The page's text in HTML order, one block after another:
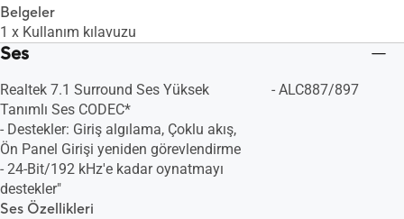
Belgeler
1 x Kullanım kılavuzu
Ses
Realtek 7.1 Surround Ses Yüksek
Tanımlı Ses CODEC*
- Destekler: Giriş algılama, Çoklu akış,
Ön Panel Girişi yeniden görevlendirme
- 24-Bit/192 kHz'e kadar oynatmayı
destekler"
Ses Özellikleri
- ALC887/897